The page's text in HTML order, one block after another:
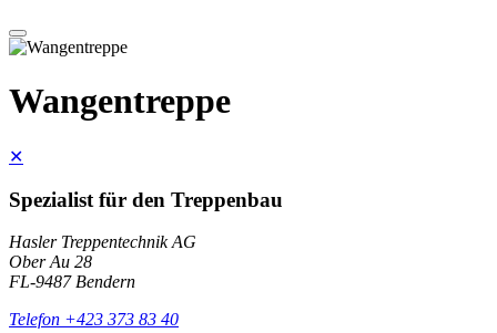
Wangentreppe
✕
Spezialist für den Treppenbau
Hasler Treppentechnik AG
Ober Au 28
FL-9487 Bendern
Telefon +423 373 83 40